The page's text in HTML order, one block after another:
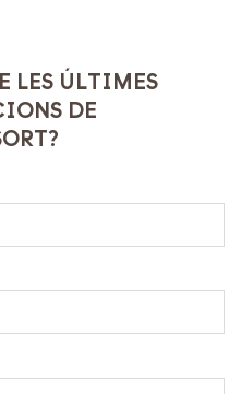
LES ÚLTIMES
DE